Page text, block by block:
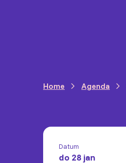
Home Agenda
Datum
do 28 jan